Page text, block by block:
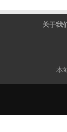
关于我
本